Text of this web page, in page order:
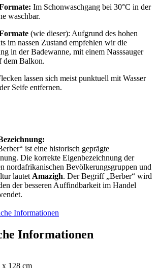
Im Schonwaschgang bei 30°C in der
waschbar.
(wie dieser): Aufgrund des hohen
im nassen Zustand empfehlen wir die
in der Badewanne, mit einem Nasssauger
dem Balkon.
lassen sich meist punktuell mit Wasser
Seife entfernen.
ist eine historisch geprägte
Die korrekte Eigenbezeichnung der
nordafrikanischen Bevölkerungsgruppen und
lautet Amazigh. Der Begriff „Berber“ wird
der besseren Auffindbarkeit im Handel
Informationen
Informationen
x 128 cm